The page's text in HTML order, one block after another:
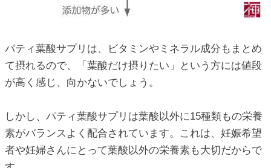
パティ葉酸サプリは、ビタミンやミネラル成分もまとめ
て摂れるので、「葉酸だけ摂りたい」という方には値段
が高く感じ、向かないでしょう。
しかし、パティ葉酸サプリは葉酸以外に15種類もの栄養
素がバランスよく配合されています。これは、妊娠希望
者や妊婦さんにとって葉酸以外の栄養素も大切だからで